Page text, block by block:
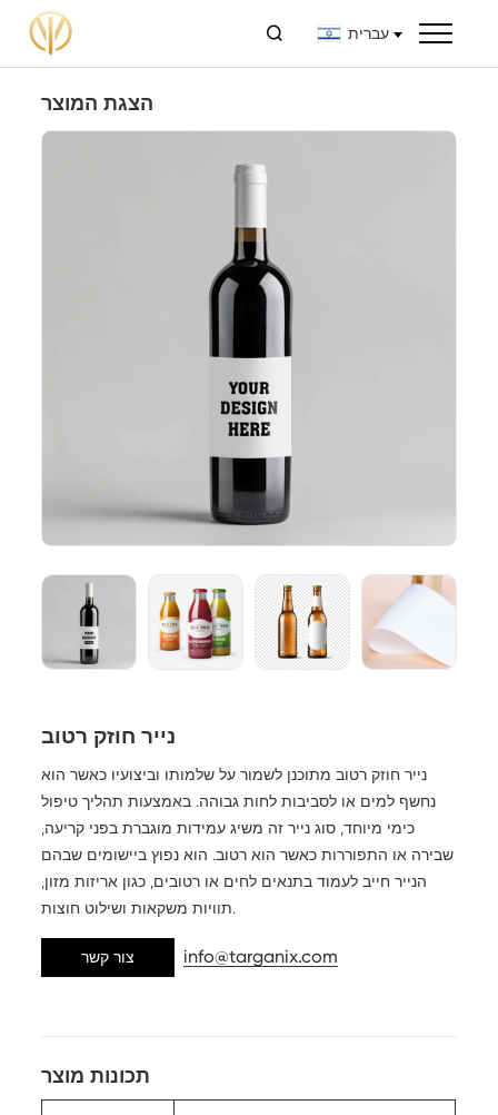
 עברית
הצגת המוצר
נייר חוזק רטוב
נייר חוזק רטוב מתוכנן לשמור על שלמותו וביצועיו כאשר הוא
נחשף למים או לסביבות לחות גבוהה. באמצעות תהליך טיפול
כימי מיוחד, סוג נייר זה משיג עמידות מוגברת בפני קריעה,
שבירה או התפוררות כאשר הוא רטוב. הוא נפוץ ביישומים שבהם
הנייר חייב לעמוד בתנאים לחים או רטובים, כגון אריזות מזון,
תוויות משקאות ושילוט חוצות.
צור קשר info@targanix.com
תכונות מוצר